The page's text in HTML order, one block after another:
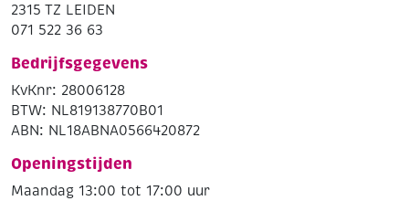
2315 TZ LEIDEN
071 522 36 63
Bedrijfsgegevens
KvKnr: 28006128
BTW: NL819138770B01
ABN: NL18ABNA0566420872
Openingstijden
Maandag 13:00 tot 17:00 uur